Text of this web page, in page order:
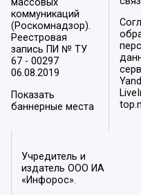
массовых
коммуникаций
(Роскомнадзор).
Реестровая
запись ПИ № ТУ
67 - 00297
06.08.2019
Показать
баннерные места
Учредитель и
издатель ООО ИА
«Инфорос».